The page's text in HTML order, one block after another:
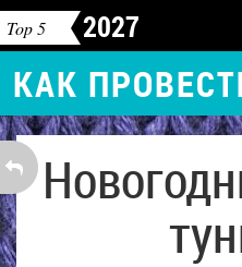
Top 5 2027
КАК